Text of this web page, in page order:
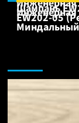
Шампань
Инженерная
EW202-05
Инженерная
Миндальный